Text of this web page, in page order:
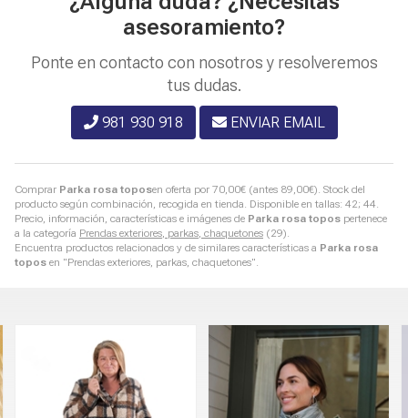
Comprar Parka rosa toposen oferta por 70,00€ (antes 89,00€). Stock del
producto según combinación, recogida en tienda. Disponible en tallas: 42; 44.
Precio, información, características e imágenes de Parka rosa topos pertenece
a la categoría Prendas exteriores, parkas, chaquetones (29).
Encuentra productos relacionados y de similares características a Parka rosa
topos en "Prendas exteriores, parkas, chaquetones".
asesoramiento?
Ponte en contacto con nosotros y resolveremos
tus dudas.
981 930 918 ENVIAR EMAIL